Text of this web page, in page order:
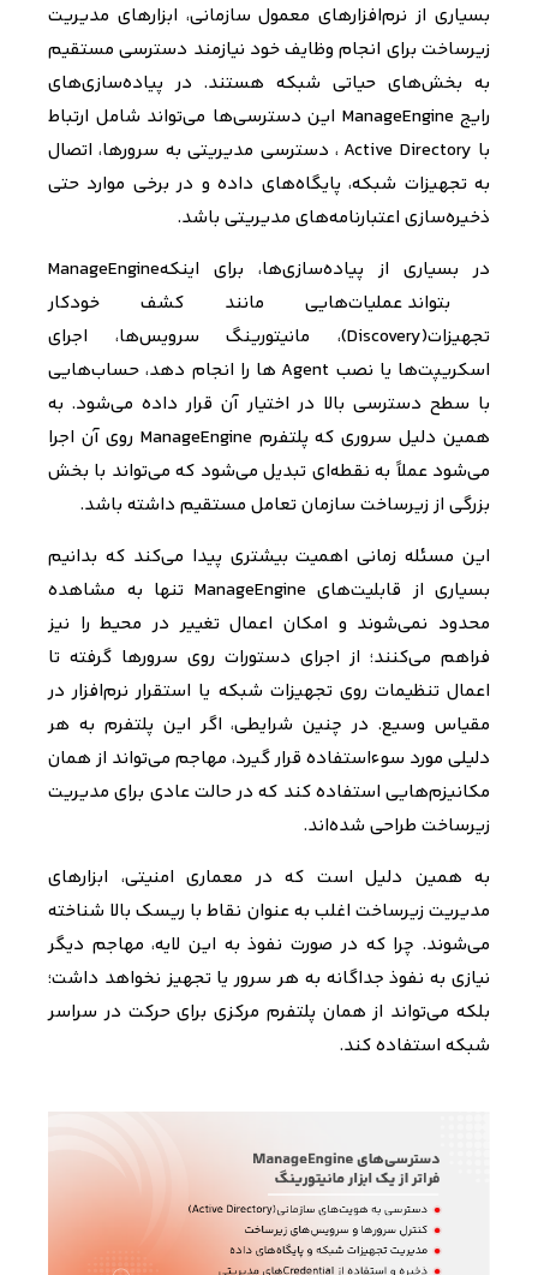
بسیاری از نرم‌افزارهای معمول سازمانی، ابزارهای مدیریت
زیرساخت برای انجام وظایف خود نیازمند دسترسی مستقیم
به بخش‌های حیاتی شبکه هستند. در پیاده‌سازی‌های
رایج ManageEngine این دسترسی‌ها می‌تواند شامل ارتباط
با Active Directory ، دسترسی مدیریتی به سرورها، اتصال
به تجهیزات شبکه، پایگاه‌های داده و در برخی موارد حتی
ذخیره‌سازی اعتبارنامه‌های مدیریتی باشد.
در بسیاری از پیاده‌سازی‌ها، برای اینکهManageEngine
بتواند عملیات‌هایی مانند کشف خودکار
تجهیزات(Discovery)، مانیتورینگ سرویس‌ها، اجرای
اسکریپت‌ها یا نصب Agent ها را انجام دهد، حساب‌هایی
با سطح دسترسی بالا در اختیار آن قرار داده می‌شود. به
همین دلیل سروری که پلتفرم ManageEngine روی آن اجرا
می‌شود عملاً به نقطه‌ای تبدیل می‌شود که می‌تواند با بخش
بزرگی از زیرساخت سازمان تعامل مستقیم داشته باشد.
این مسئله زمانی اهمیت بیشتری پیدا می‌کند که بدانیم
بسیاری از قابلیت‌های ManageEngine تنها به مشاهده
محدود نمی‌شوند و امکان اعمال تغییر در محیط را نیز
فراهم می‌کنند؛ از اجرای دستورات روی سرورها گرفته تا
اعمال تنظیمات روی تجهیزات شبکه یا استقرار نرم‌افزار در
مقیاس وسیع. در چنین شرایطی، اگر این پلتفرم به هر
دلیلی مورد سوءاستفاده قرار گیرد، مهاجم می‌تواند از همان
مکانیزم‌هایی استفاده کند که در حالت عادی برای مدیریت
زیرساخت طراحی شده‌اند.
به همین دلیل است که در معماری امنیتی، ابزارهای
مدیریت زیرساخت اغلب به عنوان نقاط با ریسک بالا شناخته
می‌شوند. چرا که در صورت نفوذ به این لایه، مهاجم دیگر
نیازی به نفوذ جداگانه به هر سرور یا تجهیز نخواهد داشت؛
بلکه می‌تواند از همان پلتفرم مرکزی برای حرکت در سراسر
شبکه استفاده کند.